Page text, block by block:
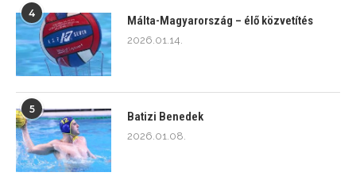
4
Málta-Magyarország – élő közvetítés
2026.01.14.
5
Batizi Benedek
2026.01.08.